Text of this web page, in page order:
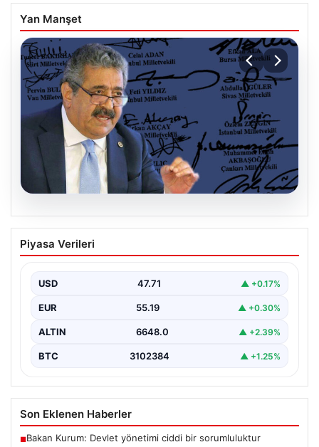
Yan Manşet
06.08.2026
MHP’li Feti Yıldız’dan Terörsüz Türkiye
İçin Çerçeve Yasa Tahmini
Yardımcısı Feti Yıldız, uzun süredir üzerinde çalışılan
ve…
Piyasa Verileri
USD 47.71 ▲ +0.17%
EUR 55.19 ▲ +0.30%
ALTIN 6648.0 ▲ +2.39%
BTC 3102384 ▲ +1.25%
Son Eklenen Haberler
■Bakan Kurum: Devlet yönetimi ciddi bir sorumluluktur